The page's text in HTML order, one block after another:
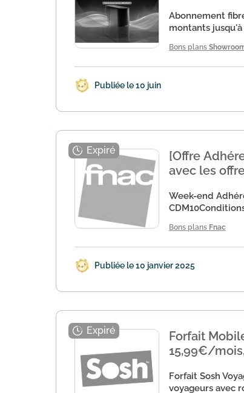
Abonnement
montants
Bons plans
Publiée le 10 juin
[Offre
avec les
Week-end
Bons plans Fnac
Publiée le 10 janvier 2025
Forfait
15,99€/
Forfait Sosh
voyageurs avec